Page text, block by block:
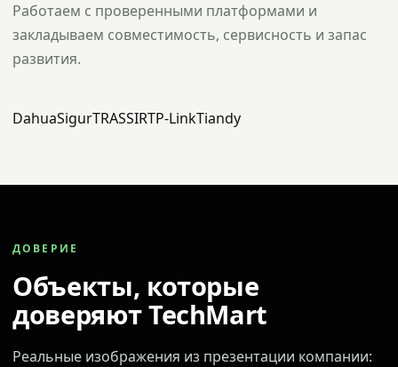
Работаем с проверенными платформами и
закладываем совместимость, сервисность и запас
развития.
DahuaSigurTRASSIRTP-LinkTiandy
ДОВЕРИЕ
Объекты, которые
доверяют TechMart
Реальные изображения из презентации компании: